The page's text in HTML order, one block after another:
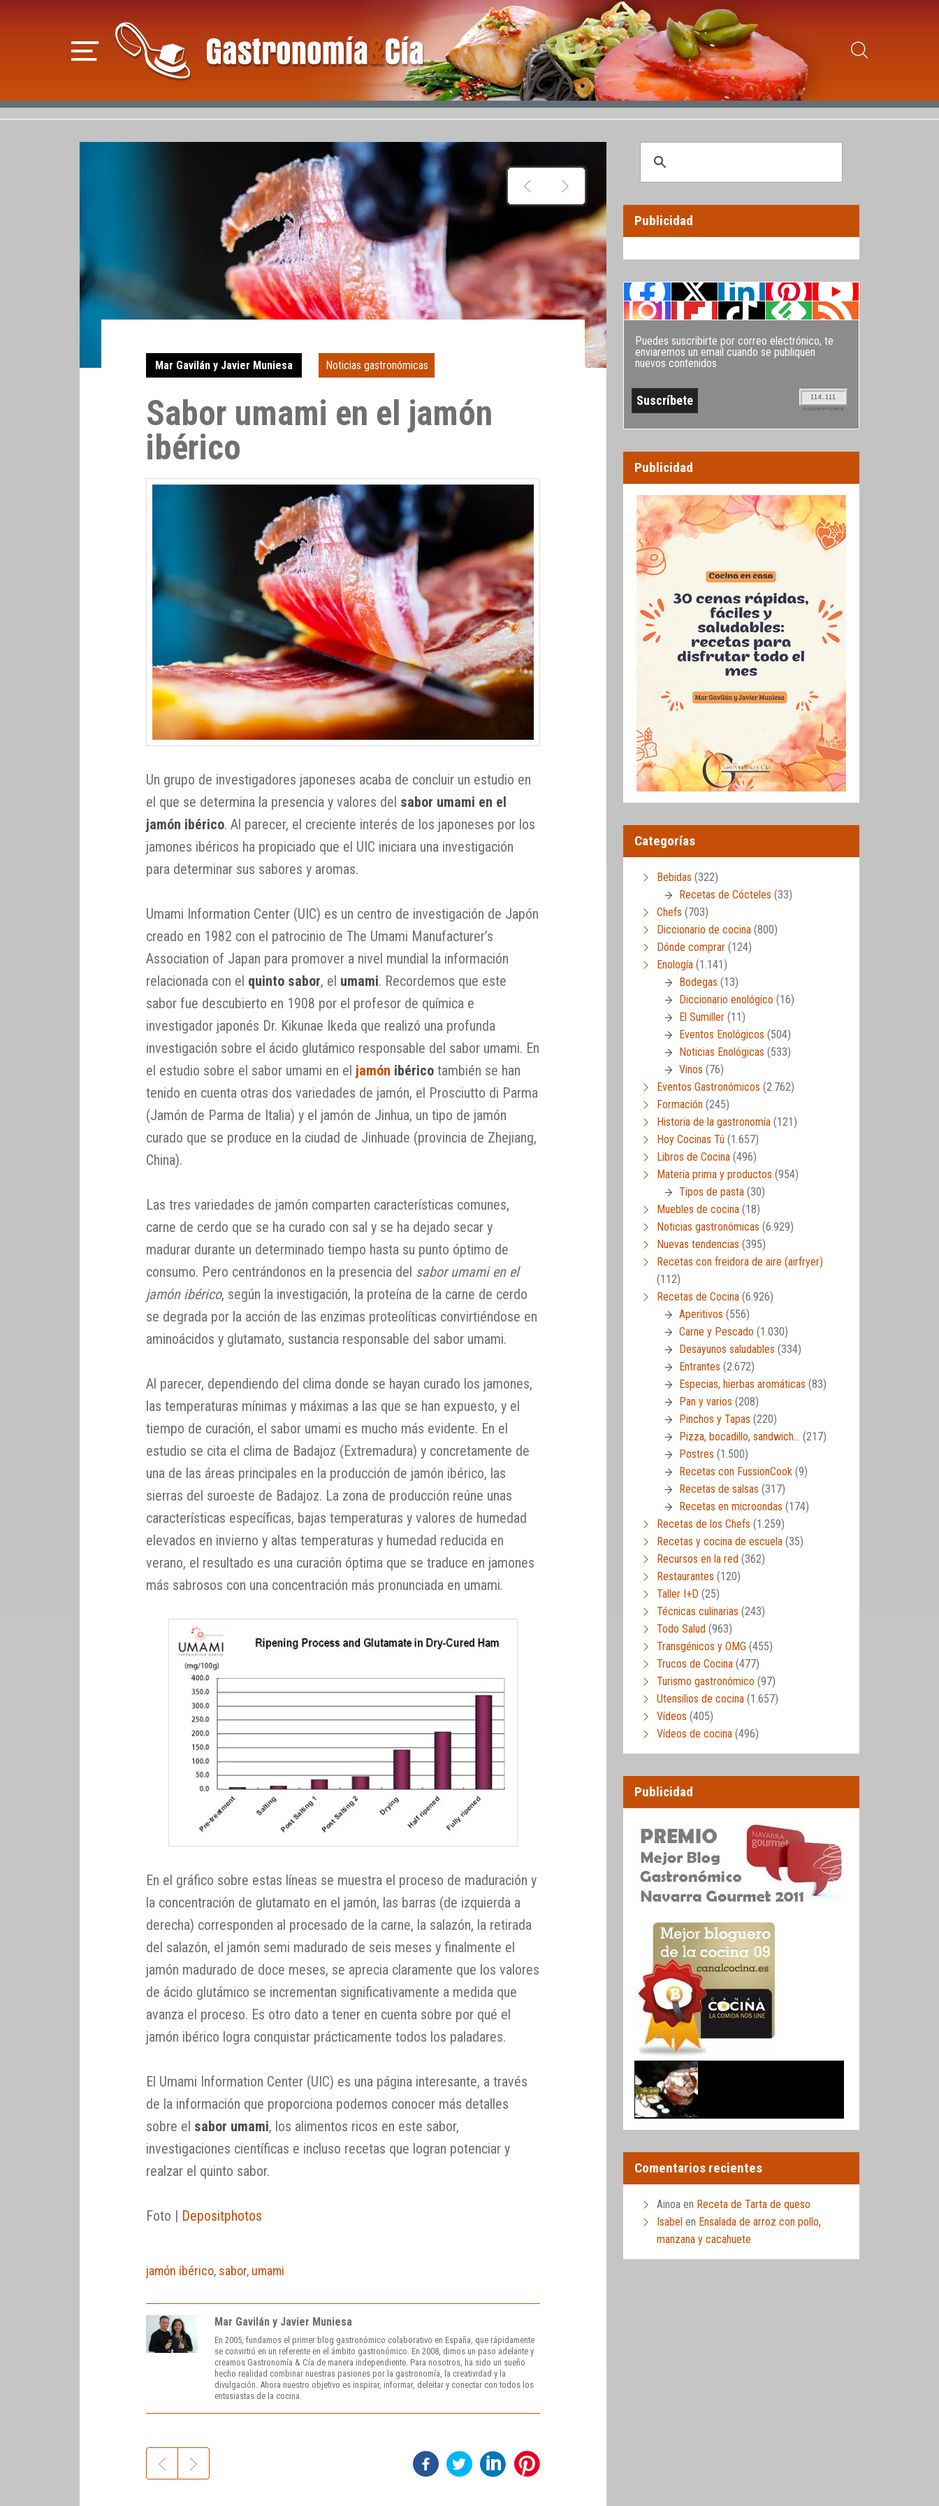
Mar Gavilán y Javier Muniesa Noticias gastronómicas
Sabor umami en el jamón
ibérico
Un grupo de investigadores japoneses acaba de concluir un estudio en
el que se determina la presencia y valores del sabor umami en el
jamón ibérico. Al parecer, el creciente interés de los japoneses por los
jamones ibéricos ha propiciado que el UIC iniciara una investigación
para determinar sus sabores y aromas.
Umami Information Center (UIC) es un centro de investigación de Japón
creado en 1982 con el patrocinio de The Umami Manufacturer’s
Association of Japan para promover a nivel mundial la información
relacionada con el quinto sabor, el umami. Recordemos que este
sabor fue descubierto en 1908 por el profesor de química e
investigador japonés Dr. Kikunae Ikeda que realizó una profunda
investigación sobre el ácido glutámico responsable del sabor umami. En
el estudio sobre el sabor umami en el jamón ibérico también se han
tenido en cuenta otras dos variedades de jamón, el Prosciutto di Parma
(Jamón de Parma de Italia) y el jamón de Jinhua, un tipo de jamón
curado que se produce en la ciudad de Jinhuade (provincia de Zhejiang,
China).
Las tres variedades de jamón comparten características comunes,
carne de cerdo que se ha curado con sal y se ha dejado secar y
madurar durante un determinado tiempo hasta su punto óptimo de
consumo. Pero centrándonos en la presencia del sabor umami en el
jamón ibérico, según la investigación, la proteína de la carne de cerdo
se degrada por la acción de las enzimas proteolíticas convirtiéndose en
aminoácidos y glutamato, sustancia responsable del sabor umami.
Al parecer, dependiendo del clima donde se hayan curado los jamones,
las temperaturas mínimas y máximas a las que se han expuesto, y el
tiempo de curación, el sabor umami es mucho más evidente. En el
estudio se cita el clima de Badajoz (Extremadura) y concretamente de
una de las áreas principales en la producción de jamón ibérico, las
sierras del suroeste de Badajoz. La zona de producción reúne unas
características específicas, bajas temperaturas y valores de humedad
elevados en invierno y altas temperaturas y humedad reducida en
verano, el resultado es una curación óptima que se traduce en jamones
más sabrosos con una concentración más pronunciada en umami.
En el gráfico sobre estas líneas se muestra el proceso de maduración y
la concentración de glutamato en el jamón, las barras (de izquierda a
derecha) corresponden al procesado de la carne, la salazón, la retirada
del salazón, el jamón semi madurado de seis meses y finalmente el
jamón madurado de doce meses, se aprecia claramente que los valores
de ácido glutámico se incrementan significativamente a medida que
avanza el proceso. Es otro dato a tener en cuenta sobre por qué el
jamón ibérico logra conquistar prácticamente todos los paladares.
El Umami Information Center (UIC) es una página interesante, a través
de la información que proporciona podemos conocer más detalles
sobre el sabor umami, los alimentos ricos en este sabor,
investigaciones científicas e incluso recetas que logran potenciar y
realzar el quinto sabor.
Foto | Depositphotos
jamón ibérico, sabor, umami
Mar Gavilán y Javier Muniesa
En 2005, fundamos el primer blog gastronómico colaborativo en España, que rápidamente
se convirtió en un referente en el ámbito gastronómico. En 2008, dimos un paso adelante y
creamos Gastronomía & Cía de manera independiente. Para nosotros, ha sido un sueño
hecho realidad combinar nuestras pasiones por la gastronomía, la creatividad y la
divulgación. Ahora nuestro objetivo es inspirar, informar, deleitar y conectar con todos los
entusiastas de la cocina.
Publicidad
Puedes suscribirte por correo electrónico, te
enviaremos un email cuando se publiquen
nuevos contenidos
114.111
SUSCRIPTORES
Publicidad
Categorías
Bebidas (322)
Recetas de Cócteles (33)
Chefs (703)
Diccionario de cocina (800)
Dónde comprar (124)
Enología (1.141)
Bodegas (13)
Diccionario enológico (16)
El Sumiller (11)
Eventos Enológicos (504)
Noticias Enológicas (533)
Vinos (76)
Eventos Gastronómicos (2.762)
Formación (245)
Historia de la gastronomía (121)
Hoy Cocinas Tú (1.657)
Libros de Cocina (496)
Materia prima y productos (954)
Tipos de pasta (30)
Muebles de cocina (18)
Noticias gastronómicas (6.929)
Nuevas tendencias (395)
Recetas con freidora de aire (airfryer)
(112)
Recetas de Cocina (6.926)
Aperitivos (556)
Carne y Pescado (1.030)
Desayunos saludables (334)
Entrantes (2.672)
Especias, hierbas aromáticas (83)
Pan y varios (208)
Pinchos y Tapas (220)
Pizza, bocadillo, sandwich… (217)
Postres (1.500)
Recetas con FussionCook (9)
Recetas de salsas (317)
Recetas en microondas (174)
Recetas de los Chefs (1.259)
Recetas y cocina de escuela (35)
Recursos en la red (362)
Restaurantes (120)
Taller I+D (25)
Técnicas culinarias (243)
Todo Salud (963)
Transgénicos y OMG (455)
Trucos de Cocina (477)
Turismo gastronómico (97)
Utensilios de cocina (1.657)
Vídeos (405)
Vídeos de cocina (496)
Publicidad
Comentarios recientes
Ainoa en Receta de Tarta de queso
Isabel en Ensalada de arroz con pollo,
manzana y cacahuete